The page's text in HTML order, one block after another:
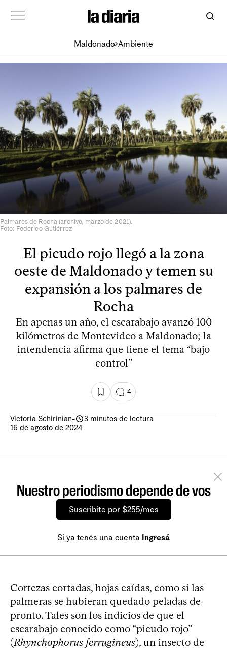
Maldonado Ambiente
Palmares de Rocha (archivo, marzo de 2021).
Foto: Federico Gutiérrez
El picudo rojo llegó a la zona
oeste de Maldonado y temen su
expansión a los palmares de
Rocha
En apenas un año, el escarabajo avanzó 100
kilómetros de Montevideo a Maldonado; la
intendencia afirma que tiene el tema “bajo
control”
4
Victoria Schirinian-
3 minutos de lectura
16 de agosto de 2024
Nuestro periodismo depende de vos
Suscribite por $255/mes
Si ya tenés una cuenta Ingresá
Cortezas cortadas, hojas caídas, como si las
palmeras se hubieran quedado peladas de
pronto. Tales son los indicios de que el
escarabajo conocido como “picudo rojo”
(Rhynchophorus ferrugineus), un insecto de